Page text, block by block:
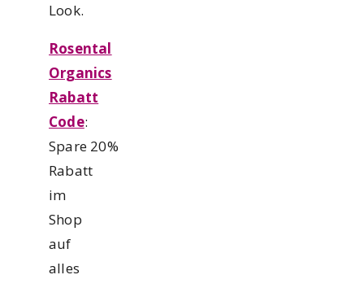
Look.
Rosental
Organics
Rabatt
Code:
Spare 20%
Rabatt
im
Shop
auf
alles